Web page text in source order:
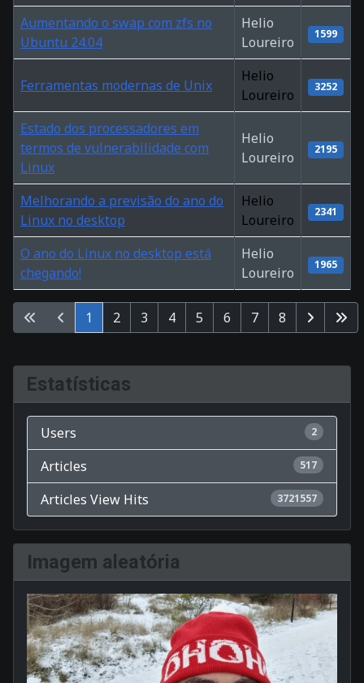
Table of Articles
Aumentando o swap com zfs no
Ubuntu 24.04
Helio
Loureiro
1599
Ferramentas modernas de Unix
Helio
Loureiro
3252
Estado dos processadores em
termos de vulnerabilidade com
Linux
Helio
Loureiro
2195
Melhorando a previsão do ano do
Linux no desktop
Helio
Loureiro
2341
O ano do Linux no desktop está
chegando!
Helio
Loureiro
1965
Page 1 of 8
1 2 3 4 5 6 7 8
Estatísticas
Users 2
Articles 517
Articles View Hits 3721557
Imagem aleatória